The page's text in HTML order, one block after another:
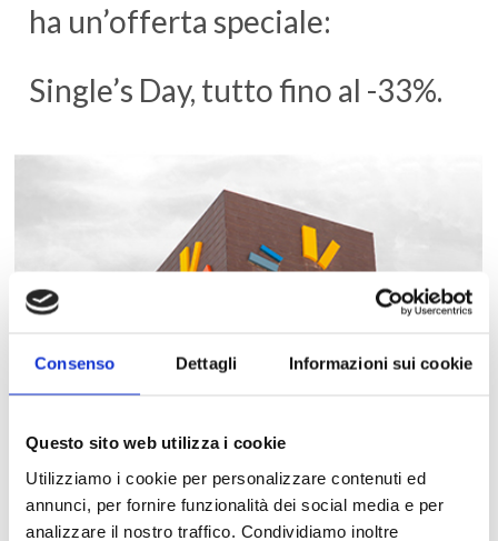
Consenso Dettagli Informazioni sui cookie
Questo sito web utilizza i cookie
Utilizziamo i cookie per personalizzare contenuti ed
annunci, per fornire funzionalità dei social media e per
analizzare il nostro traffico. Condividiamo inoltre
ha un’offerta speciale:
Single’s Day, tutto fino al -33%.